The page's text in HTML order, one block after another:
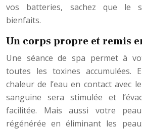
vos batteries, sachez que le
bienfaits.
Un corps propre et remis
Une séance de spa permet à
toutes les toxines accumulées.
chaleur de l’eau en contact avec
sanguine sera stimulée et
facilitée. Mais aussi votre
régénérée en éliminant les